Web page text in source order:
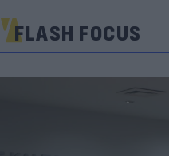
FLASH FOCUS